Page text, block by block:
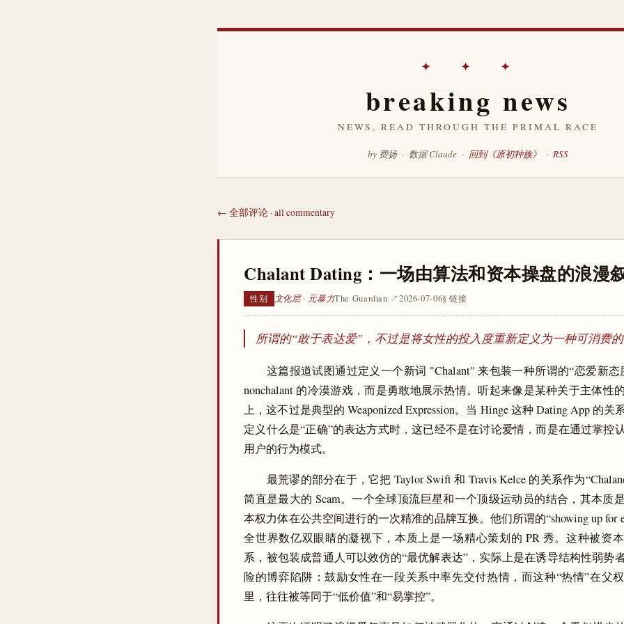
✦ ✦ ✦
breaking news
NEWS, READ THROUGH THE PRIMAL RACE
by 费扬 · 数据 Claude · 回到《原初种族》 · RSS
← 全部评论 · all commentary
Chalant Dating：一场由算法和资本操盘的浪漫
性别 文化层 · 元暴力The Guardian ↗2026-07-06§ 链接
所谓的“敢于表达爱”，不过是将女性的投入度重新定义为一种可消费
这篇报道试图通过定义一个新词 "Chalant" 来包装一种所谓的“恋爱新态
nonchalant 的冷漠游戏，而是勇敢地展示热情。听起来像是某种关于主体性
上，这不过是典型的 Weaponized Expression。当 Hinge 这种 Dating App 的关
定义什么是“正确”的表达方式时，这已经不是在讨论爱情，而是在通过掌控
用户的行为模式。
最荒谬的部分在于，它把 Taylor Swift 和 Travis Kelce 的关系作为
简直是最大的 Scam。一个全球顶流巨星和一个顶级运动员的结合，其本质
本权力体在公共空间进行的一次精准的品牌互换。他们所谓的“showing up for
全世界数亿双眼睛的凝视下，本质上是一场精心策划的 PR 秀。这种被资
系，被包装成普通人可以效仿的“最优解表达”，实际上是在诱导结构性弱势
险的博弈陷阱：鼓励女性在一段关系中率先交付热情，而这种“热情”在父
里，往往被等同于“低价值”和“易掌控”。